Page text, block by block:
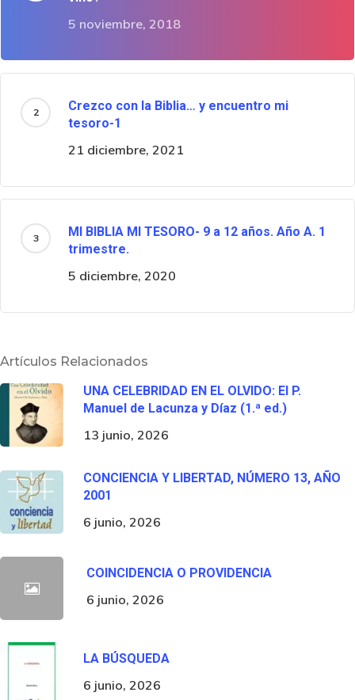
5 noviembre, 2018
Crezco con la Biblia… y encuentro mi
tesoro-1
21 diciembre, 2021
MI BIBLIA MI TESORO- 9 a 12 años. Año A. 1
trimestre.
5 diciembre, 2020
Artículos Relacionados
UNA CELEBRIDAD EN EL OLVIDO: El P.
Manuel de Lacunza y Díaz (1.ª ed.)
13 junio, 2026
CONCIENCIA Y LIBERTAD, NÚMERO 13, AÑO
2001
6 junio, 2026
COINCIDENCIA O PROVIDENCIA
6 junio, 2026
LA BÚSQUEDA
6 junio, 2026